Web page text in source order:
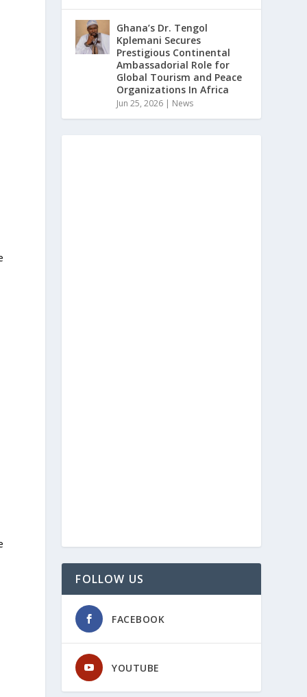
Ghana’s Dr. Tengol
Kplemani Secures
Prestigious Continental
Ambassadorial Role for
Global Tourism and Peace
Organizations In Africa
Jun 25, 2026 | News
FOLLOW US
FACEBOOK
YOUTUBE